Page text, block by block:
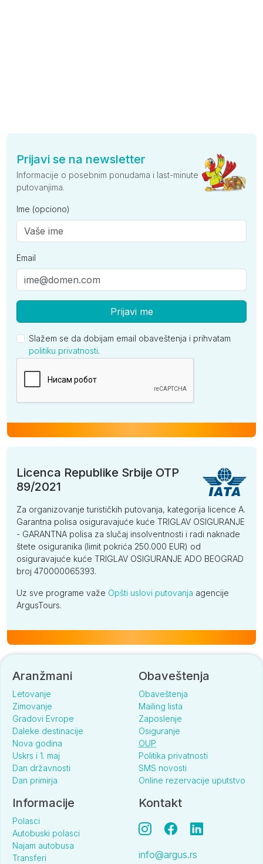
Prijavi se na newsletter
Informacije o posebnim ponudama i last-minute
putovanjima.
Ime (opciono)
Email
Prijavi me
Slažem se da dobijam email obaveštenja i prihvatam
politiku privatnosti.
Licenca Republike Srbije OTP
89/2021
Za organizovanje turističkih putovanja, kategorija licence A.
Garantna polisa osiguravajuće kuće TRIGLAV OSIGURANJE
- GARANTNA polisa za slučaj insolventnosti i radi naknade
štete osiguranika (limit pokrića 250.000 EUR) od
osiguravajuće kuće TRIGLAV OSIGURANJE ADO BEOGRAD
broj 470000065393.
Uz sve programe važe Opšti uslovi putovanja agencije
ArgusTours.
Aranžmani
Letovanje
Zimovanje
Gradovi Evrope
Daleke destinacije
Nova godina
Uskrs i 1. maj
Dan državnosti
Dan primirja
Obaveštenja
Obaveštenja
Mailing lista
Zaposlenje
Osiguranje
OUP
Politika privatnosti
SMS novosti
Online rezervacije uputstvo
Informacije
Polasci
Autobuski polasci
Najam autobusa
Transferi
Kontakt
info@argus.rs